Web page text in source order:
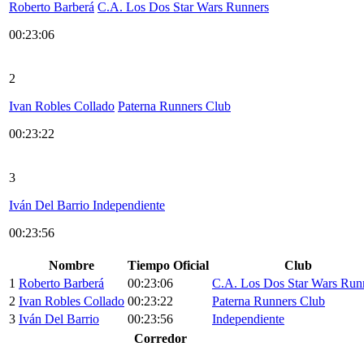
Roberto Barberá C.A. Los Dos Star Wars Runners
00:23:06
2
Ivan Robles Collado Paterna Runners Club
00:23:22
3
Iván Del Barrio Independiente
00:23:56
Nombre Tiempo Oficial
Club
1 Roberto Barberá 00:23:06
C.A. Los Dos Star Wars
2 Ivan Robles Collado 00:23:22
Paterna Runners Club
3 Iván Del Barrio 00:23:56
Independiente
Corredor